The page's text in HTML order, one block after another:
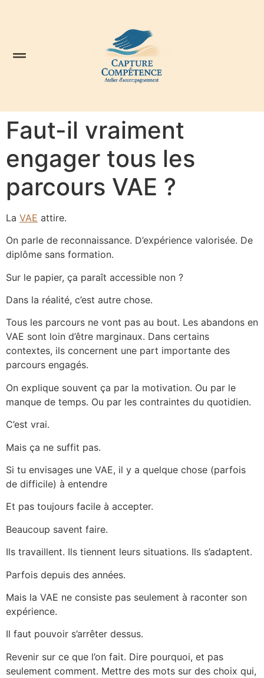
Faut-il vraiment
engager tous les
parcours VAE ?
La VAE attire.
On parle de reconnaissance. D’expérience valorisée. De
diplôme sans formation.
Sur le papier, ça paraît accessible non ?
Dans la réalité, c’est autre chose.
Tous les parcours ne vont pas au bout. Les abandons en
VAE sont loin d’être marginaux. Dans certains
contextes, ils concernent une part importante des
parcours engagés.
On explique souvent ça par la motivation. Ou par le
manque de temps. Ou par les contraintes du quotidien.
C’est vrai.
Mais ça ne suffit pas.
Si tu envisages une VAE, il y a quelque chose (parfois
de difficile) à entendre
Et pas toujours facile à accepter.
Beaucoup savent faire.
Ils travaillent. Ils tiennent leurs situations. Ils s’adaptent.
Parfois depuis des années.
Mais la VAE ne consiste pas seulement à raconter son
expérience.
Il faut pouvoir s’arrêter dessus.
Revenir sur ce que l’on fait. Dire pourquoi, et pas
seulement comment. Mettre des mots sur des choix qui,